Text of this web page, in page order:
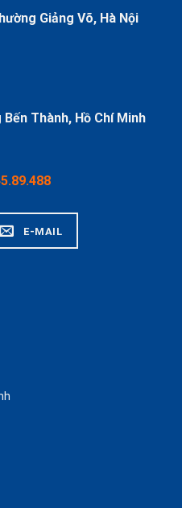
Giảng Võ, Hà Nội
Thành, Hồ Chí Minh
E-MAIL